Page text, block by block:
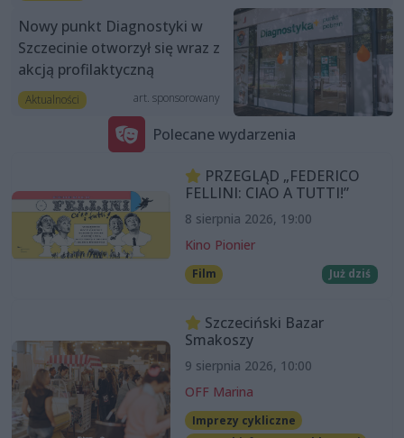
Nowy punkt Diagnostyki w
Szczecinie otworzył się wraz z
akcją profilaktyczną
Aktualności art. sponsorowany
Polecane wydarzenia
PRZEGLĄD „FEDERICO
FELLINI: CIAO A TUTTI!”
8 sierpnia 2026, 19:00
Kino Pionier
Film Już dziś
Szczeciński Bazar
Smakoszy
9 sierpnia 2026, 10:00
OFF Marina
Imprezy cykliczne